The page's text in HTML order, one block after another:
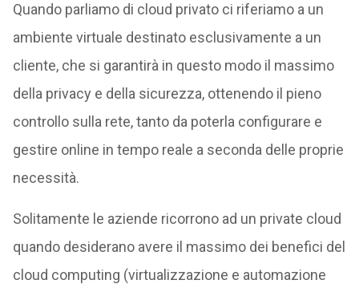
Quando parliamo di cloud privato ci riferiamo a un
ambiente virtuale destinato esclusivamente a un
cliente, che si garantirà in questo modo il massimo
della privacy e della sicurezza, ottenendo il pieno
controllo sulla rete, tanto da poterla configurare e
gestire online in tempo reale a seconda delle proprie
necessità.
Solitamente le aziende ricorrono ad un private cloud
quando desiderano avere il massimo dei benefici del
cloud computing (virtualizzazione e automazione